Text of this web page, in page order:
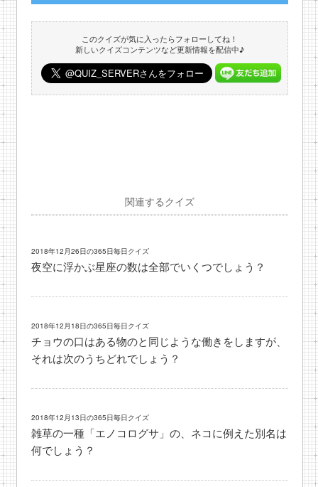
このクイズが気に入ったらフォローしてね！
新しいクイズコンテンツなど更新情報を配信中♪
関連するクイズ
2018年12月26日の365日毎日クイズ
夜空に浮かぶ星座の数は全部でいくつでしょう？
2018年12月18日の365日毎日クイズ
チョウの口はある物のと同じような働きをしますが、
それは次のうちどれでしょう？
2018年12月13日の365日毎日クイズ
雑草の一種「エノコログサ」の、ネコに例えた別名は
何でしょう？